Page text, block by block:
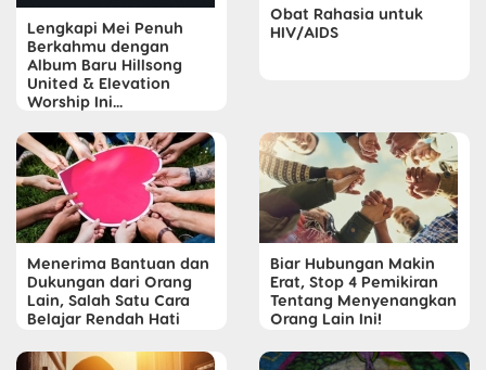
Lengkapi Mei Penuh
Berkahmu dengan
Album Baru Hillsong
United & Elevation
Worship Ini...
Obat Rahasia untuk
HIV/AIDS
Menerima Bantuan dan
Dukungan dari Orang
Lain, Salah Satu Cara
Belajar Rendah Hati
Biar Hubungan Makin
Erat, Stop 4 Pemikiran
Tentang Menyenangkan
Orang Lain Ini!